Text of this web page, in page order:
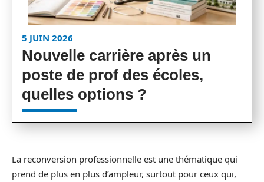
5 JUIN 2026
Nouvelle carrière après un
poste de prof des écoles,
quelles options ?
La reconversion professionnelle est une thématique qui
prend de plus en plus d’ampleur, surtout pour ceux qui,